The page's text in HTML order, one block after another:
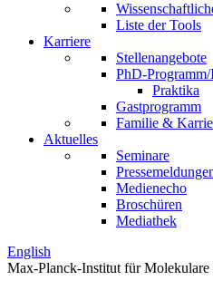
Liste der Tools
Karriere
Stellenangebote
PhD-
Praktika
Gastprogramm
Familie &
Aktuelles
Seminare
Medienecho
Broschüren
Mediathek
English
Max-Planck-Institut für Molekulare